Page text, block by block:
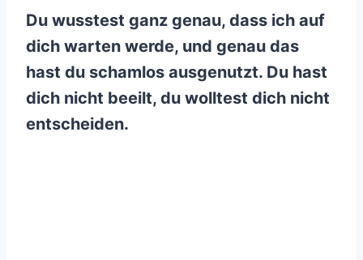
Du wusstest ganz genau, dass ich auf
dich warten werde, und genau das
hast du schamlos ausgenutzt. Du hast
dich nicht beeilt, du wolltest dich nicht
entscheiden.